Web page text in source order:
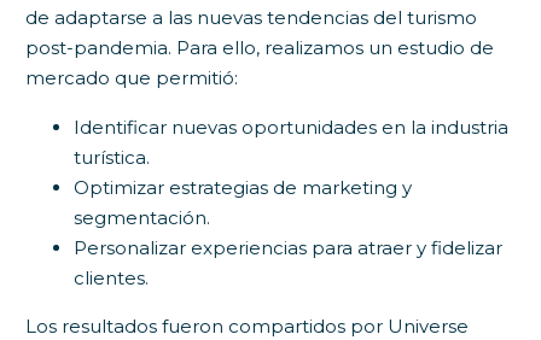
de adaptarse a las nuevas tendencias del turismo
post-pandemia. Para ello, realizamos un estudio de
mercado que permitió:
Identificar nuevas oportunidades en la industria
turística.
Optimizar estrategias de marketing y
segmentación.
Personalizar experiencias para atraer y fidelizar
clientes.
Los resultados fueron compartidos por Universe